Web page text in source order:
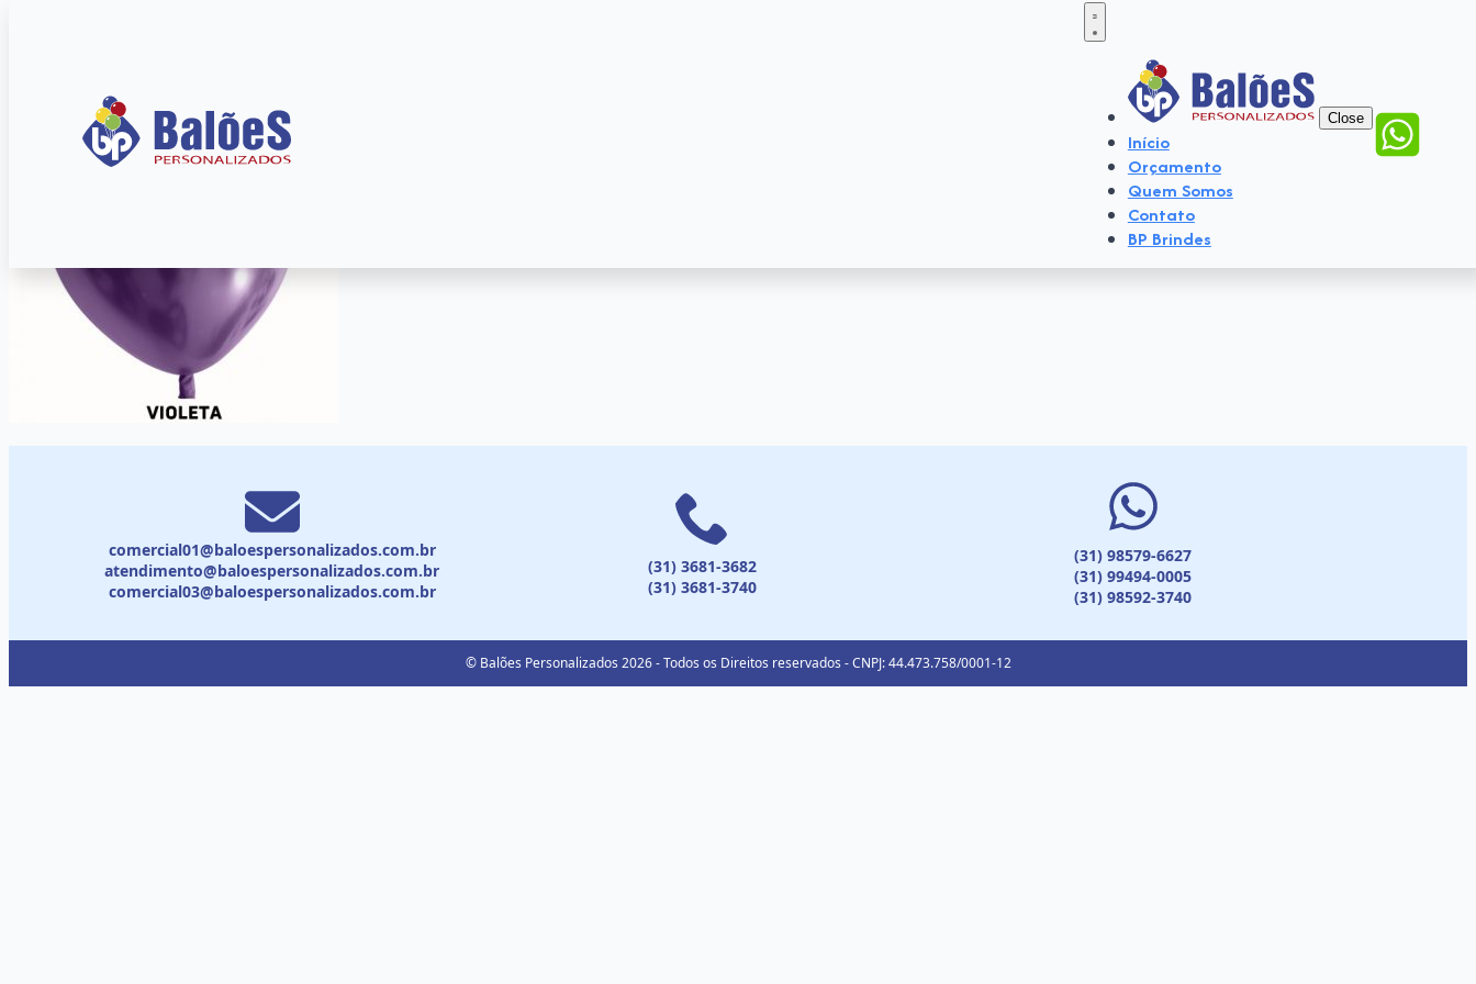
Close
Início
Orçamento
Quem Somos
Contato
BP Brindes
comercial01@baloespersonalizados.com.br
atendimento@baloespersonalizados.com.br
comercial03@baloespersonalizados.com.br
(31) 3681-3682
(31) 3681-3740
(31) 98579-6627
(31) 99494-0005
(31) 98592-3740
© Balões Personalizados 2026 - Todos os Direitos reservados - CNPJ: 44.473.758/0001-12